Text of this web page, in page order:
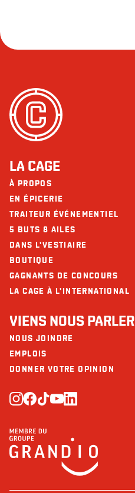
LA CAGE
À PROPOS
EN ÉPICERIE
TRAITEUR ÉVÉNEMENTIEL
5 BUTS 8 AILES
DANS L'VESTIAIRE
BOUTIQUE
GAGNANTS DE CONCOURS
LA CAGE À L'INTERNATIONAL
VIENS NOUS PARLER
NOUS JOINDRE
EMPLOIS
DONNER VOTRE OPINION